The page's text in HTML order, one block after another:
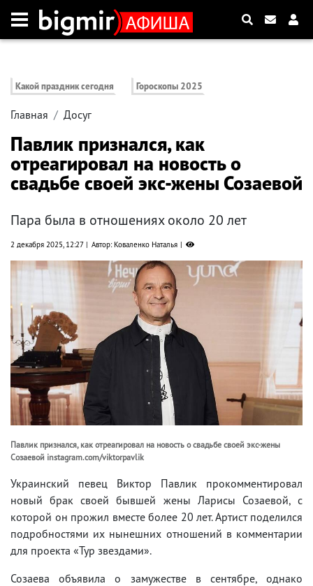
Какой праздник сегодня Гороскопы 2025
Главная Досуг
Павлик признался, как
отреагировал на новость о
свадьбе своей экс-жены Созаевой
Пара была в отношениях около 20 лет
2 декабря 2025, 12:27 Автор: Коваленко Наталья
Павлик признался, как отреагировал на новость о свадьбе своей экс-жены
Созаевой instagram.com/viktorpavlik
Украинский певец Виктор Павлик прокомментировал
новый брак своей бывшей жены Ларисы Созаевой, с
которой он прожил вместе более 20 лет. Артист поделился
подробностями их нынешних отношений в комментарии
для проекта «Тур звездами».
Созаева объявила о замужестве в сентябре, однако